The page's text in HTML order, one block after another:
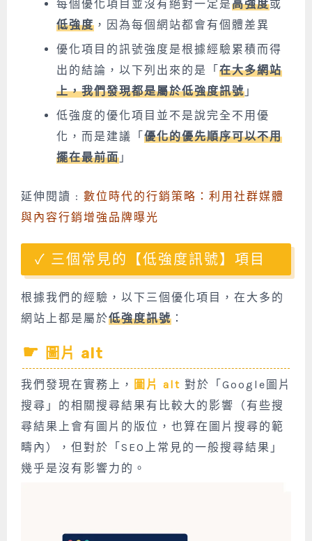
每個優化項目並沒有絕對一定是高強度或
低強度 ，因為每個網站都會有個體差異
優化項目的訊號強度是根據經驗累積而得
出的結論，以下列出來的是「 在大多網站
上，我們發現都是屬於低強度訊號 」
低強度的優化項目並不是說完全不用優
化，而是建議「 優化的優先順序可以不用
擺在最前面 」
延伸閱讀 : 數位時代的行銷策略：利用社群媒體
與內容行銷增強品牌曝光
三個常見的【低強度訊號】項目
根據我們的經驗，以下三個優化項目，在大多的
網站上都是屬於低強度訊號 ：
圖片 alt
我們發現在實務上， 圖片 alt 對於「Google圖片
搜尋」的相關搜尋結果有比較大的影響（有些搜
尋結果上會有圖片的版位，也算在圖片搜尋的範
疇內），但對於「SEO上常見的一般搜尋結果」
幾乎是沒有影響力的。